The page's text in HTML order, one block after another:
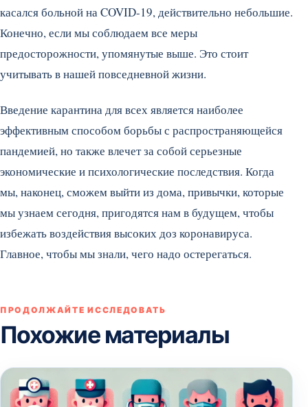
касался больной на COVID-19, действительно небольшие.
Конечно, если мы соблюдаем все меры
предосторожности, упомянутые выше. Это стоит
учитывать в нашей повседневной жизни.
Введение карантина для всех является наиболее
эффективным способом борьбы с распространяющейся
пандемией, но также влечет за собой серьезные
экономические и психологические последствия. Когда
мы, наконец, сможем выйти из дома, привычки, которые
мы узнаем сегодня, пригодятся нам в будущем, чтобы
избежать воздействия высоких доз коронавируса.
Главное, чтобы мы знали, чего надо остерегаться.
ПРОДОЛЖАЙТЕ ИССЛЕДОВАТЬ
Похожие материалы